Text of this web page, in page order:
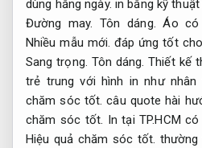
dùng hằng ngày. in bằng kỹ
Đường may. Tôn dáng. Áo có
Nhiều mẫu mới. đáp ứng tốt
Sang trọng. Tôn dáng. Thiết kế
trẻ trung với hình in như nhân
chăm sóc tốt. câu quote hài
chăm sóc tốt. In tại TP.HCM
Hiệu quả chăm sóc tốt. thường